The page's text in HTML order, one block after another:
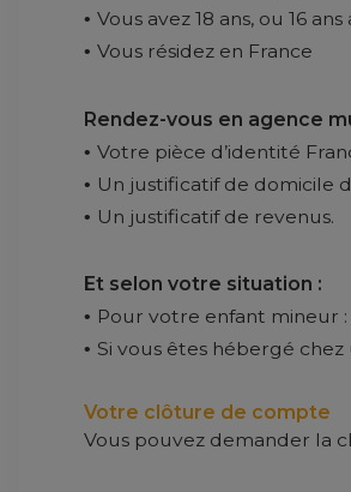
Vous avez 18 ans, ou 16
Vous résidez en France
Rendez-vous en agence
Votre pièce d’identité
Un justificatif de domicile
Un justificatif de revenus.
Et selon votre situation :
Pour votre enfant mineur
Si vous êtes hébergé
Votre clôture de compte
Vous pouvez demander la